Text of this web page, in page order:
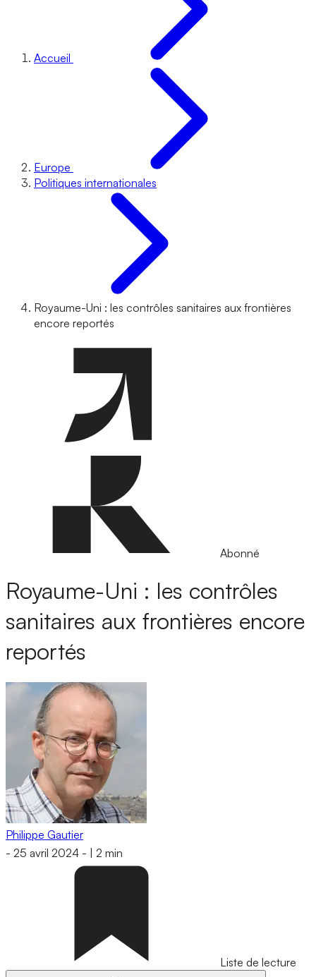
Accueil
Europe
Politiques internationales
Royaume-Uni : les contrôles sanitaires aux frontières
encore reportés
Abonné
Royaume-Uni : les contrôles
sanitaires aux frontières encore
reportés
Philippe Gautier
- 25 avril 2024 - 2 min
Liste de lecture